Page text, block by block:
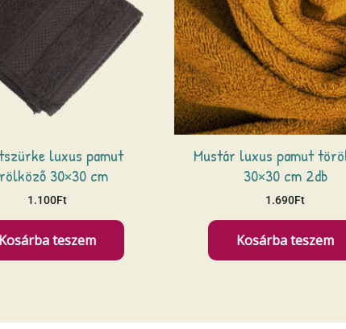
luxus pamut
30×30 cm
1.100Ft
Kosárba teszem
Mustár luxus pamut
30×30 cm 2db
1.690Ft
Kosárba teszem